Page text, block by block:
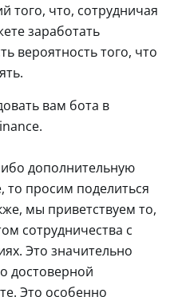
того, что, сотрудничая
заработать
вероятность того, что
вам бота в
дополнительную
просим поделиться
мы приветствуем то,
сотрудничества с
Это значительно
достоверной
Это особенно